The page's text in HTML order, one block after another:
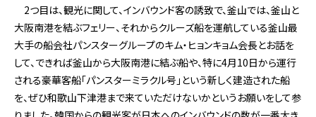
2つ目は、観光に関して、インバウンド客の誘致で、釜山では、釜山と
大阪南港を結ぶフェリー、それからクルーズ船を運航している釜山最
大手の船会社パンスターグループのキム・ヒョンキョム会長とお話を
して、できれば釜山から大阪南港に結ぶ船や、特に4月10日から運行
される豪華客船「パンスターミラクル号」という新しく建造された船
を、ぜひ和歌山下津港まで来ていただけないかというお願いをして参